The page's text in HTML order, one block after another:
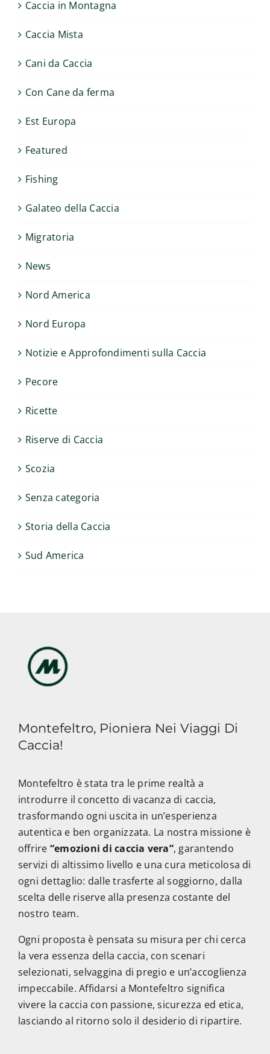
Caccia in Montagna
Caccia Mista
Cani da Caccia
Con Cane da ferma
Est Europa
Featured
Fishing
Galateo della Caccia
Migratoria
News
Nord America
Nord Europa
Notizie e Approfondimenti sulla Caccia
Pecore
Ricette
Riserve di Caccia
Scozia
Senza categoria
Storia della Caccia
Sud America
Montefeltro, Pioniera Nei Viaggi Di
Caccia!
Montefeltro è stata tra le prime realtà a
introdurre il concetto di vacanza di caccia,
trasformando ogni uscita in un’esperienza
autentica e ben organizzata. La nostra missione è
offrire “emozioni di caccia vera”, garantendo
servizi di altissimo livello e una cura meticolosa di
ogni dettaglio: dalle trasferte al soggiorno, dalla
scelta delle riserve alla presenza costante del
nostro team.
Ogni proposta è pensata su misura per chi cerca
la vera essenza della caccia, con scenari
selezionati, selvaggina di pregio e un’accoglienza
impeccabile. Affidarsi a Montefeltro significa
vivere la caccia con passione, sicurezza ed etica,
lasciando al ritorno solo il desiderio di ripartire.